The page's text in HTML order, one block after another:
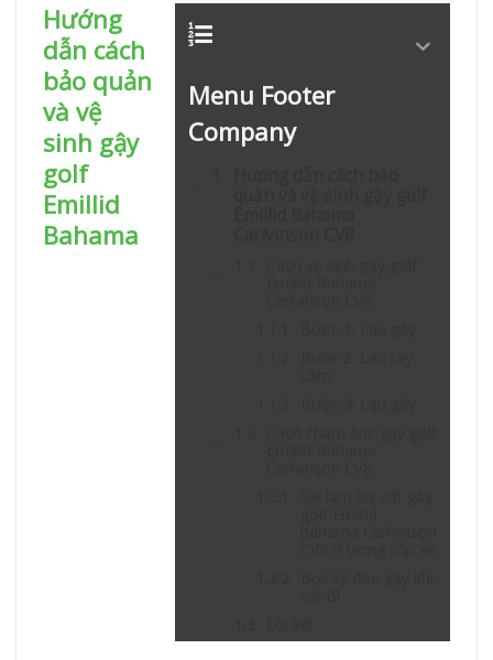
Menu Footer
Company
Hướng
dẫn cách
bảo quản
và vệ
sinh gậy
golf
Emillid
Bahama